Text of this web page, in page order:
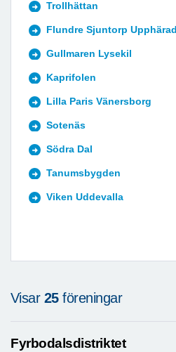
Trollhättan
Flundre Sjuntorp Upphärad
Gullmaren Lysekil
Kaprifolen
Lilla Paris Vänersborg
Sotenäs
Södra Dal
Tanumsbygden
Viken Uddevalla
Visar 25föreningar
Fyrbodalsdistriktet